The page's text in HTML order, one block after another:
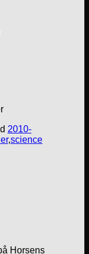
2010-
,science
Horsens